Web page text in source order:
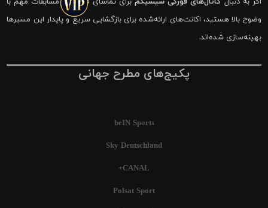
وضوح بالا هستید، اکانت‌های ارائه‌شده برای بازگشایی سریع و پایدار این مسیرها
بهینه‌سازی شده‌اند.
پکیج‌های مطرح جهانی
beIN Sports
Sky Deutschland
CANAL+
Polsat Sport